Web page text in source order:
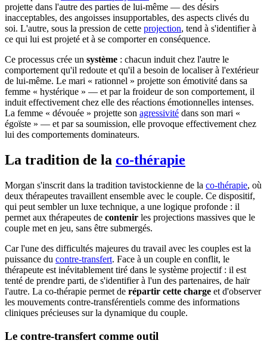
projette dans l'autre des parties de lui-même — des désirs
inacceptables, des angoisses insupportables, des aspects clivés du
soi. L'autre, sous la pression de cette projection, tend à s'identifier à
ce qui lui est projeté et à se comporter en conséquence.
Ce processus crée un système : chacun induit chez l'autre le
comportement qu'il redoute et qu'il a besoin de localiser à l'extérieur
de lui-même. Le mari « rationnel » projette son émotivité dans sa
femme « hystérique » — et par la froideur de son comportement, il
induit effectivement chez elle des réactions émotionnelles intenses.
La femme « dévouée » projette son agressivité dans son mari «
égoïste » — et par sa soumission, elle provoque effectivement chez
lui des comportements dominateurs.
La tradition de la co-thérapie
Morgan s'inscrit dans la tradition tavistockienne de la co-thérapie, où
deux thérapeutes travaillent ensemble avec le couple. Ce dispositif,
qui peut sembler un luxe technique, a une logique profonde : il
permet aux thérapeutes de contenir les projections massives que le
couple met en jeu, sans être submergés.
Car l'une des difficultés majeures du travail avec les couples est la
puissance du contre-transfert. Face à un couple en conflit, le
thérapeute est inévitablement tiré dans le système projectif : il est
tenté de prendre parti, de s'identifier à l'un des partenaires, de haïr
l'autre. La co-thérapie permet de répartir cette charge et d'observer
les mouvements contre-transférentiels comme des informations
cliniques précieuses sur la dynamique du couple.
Le contre-transfert comme outil